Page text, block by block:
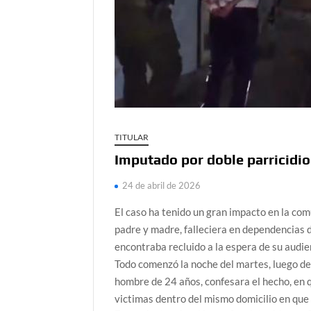
TITULAR
Imputado por doble
24 de abril de 2026
El caso ha tenido un gran impacto en la
padre y madre, falleciera en
encontraba recluido a la espera de su
Todo comenzó la noche del martes, luego
hombre de 24 años, confesara el hecho,
victimas dentro del mismo domicilio en